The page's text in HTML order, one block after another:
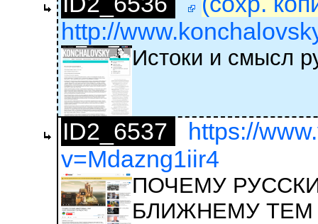
http://
Истоки и смысл
ID2_6537
https://
v=Mdazng1iir4
ПОЧЕМУ
БЛИЖНЕМУ ТЕМ